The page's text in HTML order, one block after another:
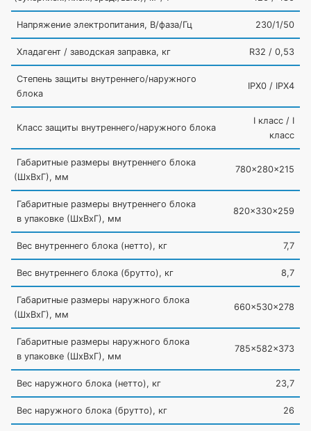
Напряжение электропитания, В/фаза/Гц 230/1/50
Хладагент / заводская заправка, кг R32 / 0,53
Степень защиты внутреннего/наружного
блока
IPX0 / IPX4
Класс защиты внутреннего/наружного блока
I класс / I
класс
Габаритные размеры внутреннего блока
(ШxВxГ), мм
780x280x215
Габаритные размеры внутреннего блока
в упаковке (ШхВхГ), мм
820x330x259
Вес внутреннего блока (нетто), кг 7,7
Вес внутреннего блока (брутто), кг 8,7
Габаритные размеры наружного блока
(ШxВxГ), мм
660x530x278
Габаритные размеры наружного блока
в упаковке (ШxВxГ), мм
785x582x373
Вес наружного блока (нетто), кг 23,7
Вес наружного блока (брутто), кг 26